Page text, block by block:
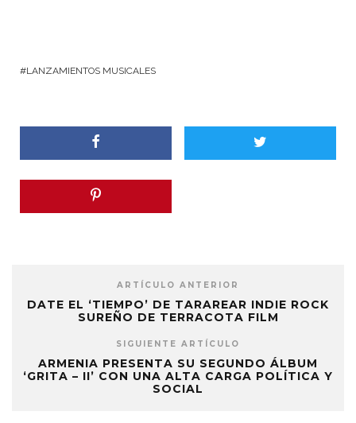
LANZAMIENTOS MUSICALES
ARTÍCULO ANTERIOR
DATE EL ‘TIEMPO’ DE TARAREAR INDIE ROCK
SUREÑO DE TERRACOTA FILM
SIGUIENTE ARTÍCULO
ARMENIA PRESENTA SU SEGUNDO ÁLBUM
‘GRITA – II’ CON UNA ALTA CARGA POLÍTICA Y
SOCIAL